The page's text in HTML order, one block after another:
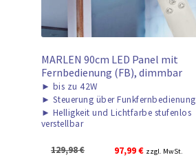
MARLEN 90cm LED Panel mit
Fernbedienung (FB), dimmbar
► bis zu 42W
► Steuerung über Funkfernbedienung
► Helligkeit und Lichtfarbe stufenlos
verstellbar
129,98€
Ursprünglicher
97,99€Aktueller
zzgl. MwSt.